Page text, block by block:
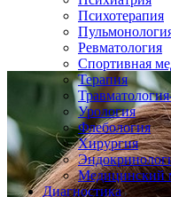
Психотерапия
Ревматология
Спортивная
Терапия
Урология
Флебология
Хирургия
Медицинский
Диагностика